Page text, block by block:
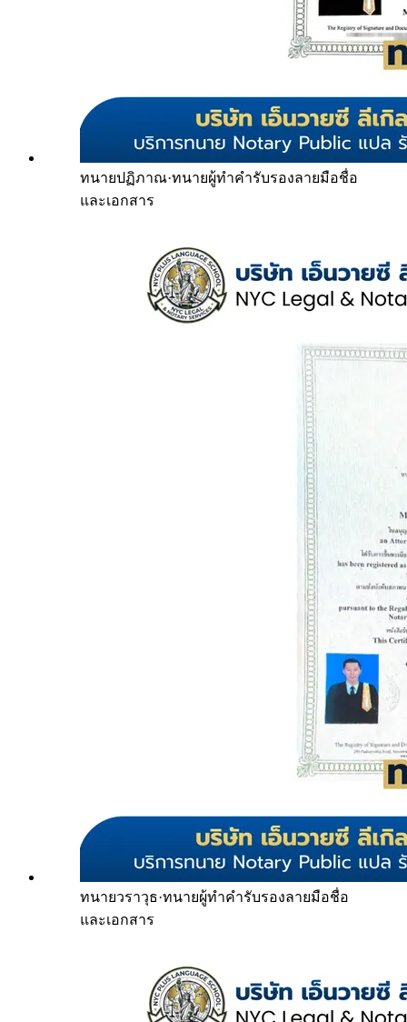
ทนายปฏิภาณ·ทนายผู้ทำคำรับรองลายมือชื่อ
และเอกสาร
ทนายวราวุธ·ทนายผู้ทำคำรับรองลายมือชื่อ
และเอกสาร